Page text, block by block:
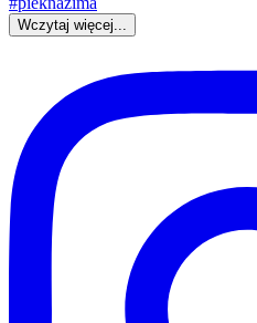
Wczytaj więcej...